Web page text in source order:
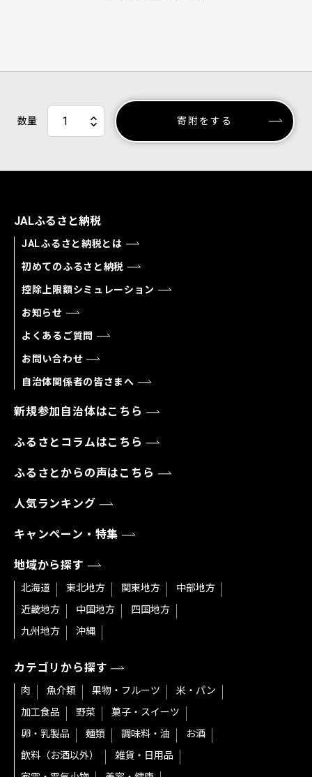
数量 寄附をする
JALふるさと納税
JALふるさと納税とは
初めてのふるさと納税
控除上限額シミュレーション
お知らせ
よくあるご質問
お問い合わせ
自治体関係者の皆さまへ
新規参加自治体はこちら
ふるさとコラムはこちら
ふるさとからの声はこちら
人気ランキング
キャンペーン・特集
地域から探す
北海道 東北地方 関東地方
中部地方
近畿地方
中国地方
四国地方
九州地方
沖縄
カテゴリから探す
肉 魚介類 果物・フルーツ
米・パン
加工食品
野菜
菓子・スイーツ
卵・乳製品
麺類 調味料・油
お酒
飲料（お酒以外）
雑貨・日用品